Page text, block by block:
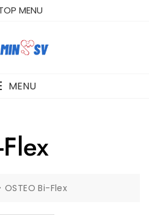
MENU
MENU
OSTEO Bi-Flex